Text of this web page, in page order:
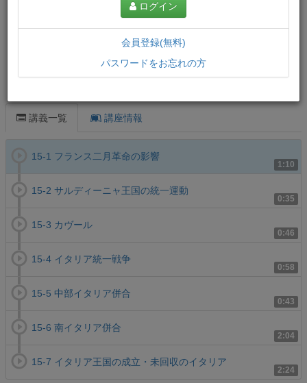
講義一覧 講座情報
1:10
15-1 フランス二月革命の影響
0:35
15-2 サルディーニャ王国の統一運動
0:46
15-3 カヴール
0:58
15-4 イタリア統一戦争
0:43
15-5 中部イタリア併合
2:04
15-6 南イタリア併合
2:24
15-7 イタリア王国の成立・未回収のイタリア
ログイン
会員登録(無料)
パスワードをお忘れの方